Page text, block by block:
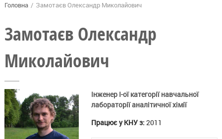
Головна / Замотаєв Олександр Миколайович
Замотаєв Олександр
Миколайович
Інженер І-ої категорії навчальної
лабораторії аналітичної хімії
Працює у КНУ з:2011